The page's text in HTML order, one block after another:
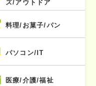
ズ/アウトドア
料理/お菓子/パン
パソコン/IT
医療/介護/福祉